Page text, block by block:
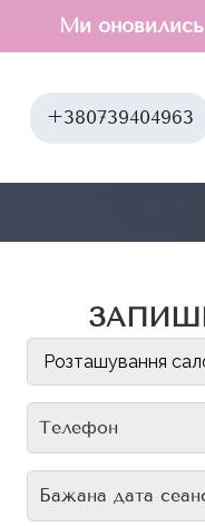
Ми оновились.
+380739404963